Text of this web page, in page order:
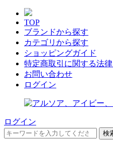
TOP
ブランドから探す
カテゴリから探す
ショッピングガイド
特定商取引に関する法
お問い合わせ
ログイン
ログイン
検